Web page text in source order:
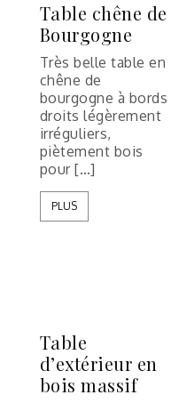
Table chêne de
Bourgogne
Très belle table en
chêne de
bourgogne à bords
droits légèrement
irréguliers,
piètement bois
pour […]
PLUS
Table
d’extérieur en
bois massif